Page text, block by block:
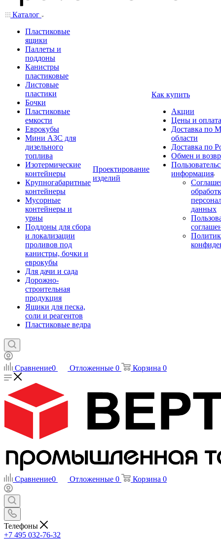
Каталог
Пластиковые
ящики
Паллеты и
поддоны
Канистры
пластиковые
Листовые
пластики
Бочки
Пластиковые
емкости
Еврокубы
Мини АЗС для
дизельного
топлива
Изотермические
контейнеры
Крупногабаритные
контейнеры
Мусорные
контейнеры и
урны
Поддоны для сбора
и локализации
проливов под
канистры, бочки и
еврокубы
Для дачи и сада
Дорожно-
строительная
продукция
Ящики для песка,
соли и реагентов
Пластиковые ведра
Проектирование
изделий
Как купить
Акции
Цены и оплата
Доставка по
области
Доставка по
Обмен и
информация
данных
Сравнение0 Отложенные 0 Корзина 0
Сравнение0 Отложенные 0 Корзина 0
Телефоны
+7 495 032-76-32